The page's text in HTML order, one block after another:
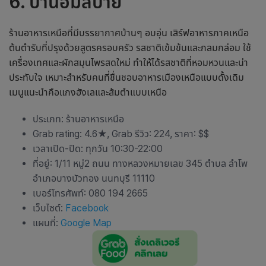
ร้านอาหารเหนือที่มีบรรยากาศบ้านๆ อบอุ่น เสิร์ฟอาหารภาคเหนือ
ต้นตำรับที่ปรุงด้วยสูตรครอบครัว รสชาติเข้มข้นและกลมกล่อม ใช้
เครื่องเทศและผักสมุนไพรสดใหม่ ทำให้ได้รสชาติที่หอมหวนและน่า
ประทับใจ เหมาะสำหรับคนที่ชื่นชอบอาหารเมืองเหนือแบบดั้งเดิม
เมนูแนะนำคือแกงฮังเลและส้มตำแบบเหนือ
ประเภท: ร้านอาหารเหนือ
Grab rating: 4.6★, Grab รีวิว: 224, ราคา: $$
เวลาเปิด-ปิด: ทุกวัน 10:30-22:00
ที่อยู่: 1/11 หมู่2 ถนน ทางหลวงหมายเลข 345 ตำบล ลำโพ
อำเภอบางบัวทอง นนทบุรี 11110
เบอร์โทรศัพท์: 080 194 2665
เว็บไซต์: Facebook
แผนที่: Google Map